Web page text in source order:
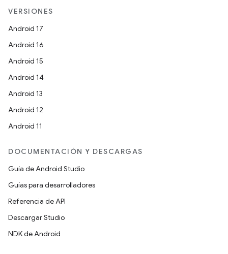
VERSIONES
Android 17
Android 16
Android 15
Android 14
Android 13
Android 12
Android 11
DOCUMENTACIÓN Y DESCARGAS
Guía de Android Studio
Guías para desarrolladores
Referencia de API
Descargar Studio
NDK de Android